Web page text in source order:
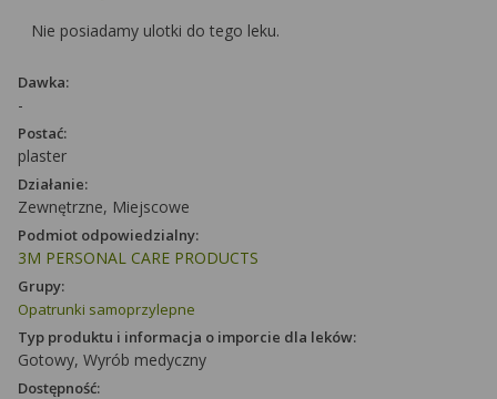
Nie posiadamy ulotki do tego leku.
Dawka:
-
Postać:
plaster
Działanie:
Zewnętrzne, Miejscowe
Podmiot odpowiedzialny:
3M PERSONAL CARE PRODUCTS
Grupy:
Opatrunki samoprzylepne
Typ produktu i informacja o imporcie dla leków:
Gotowy, Wyrób medyczny
Dostępność: